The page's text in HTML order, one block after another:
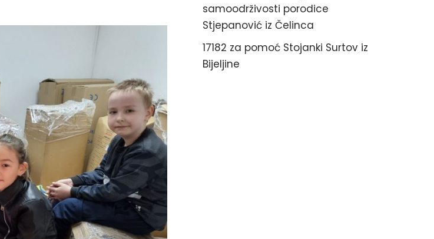
samoodrživosti porodice
Stjepanović iz Čelinca
17182 za pomoć Stojanki Surtov iz
Bijeljine